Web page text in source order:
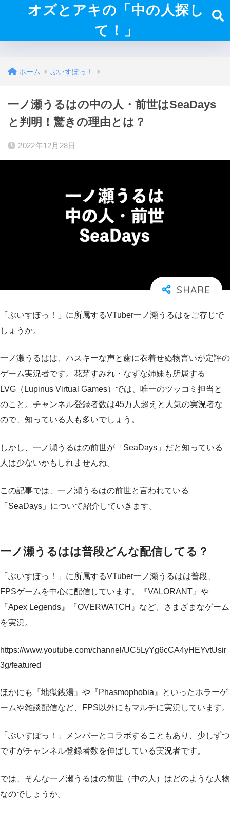
オズとアキの「中の人探し
て！」
ホーム ぶいすぽっ！
一ノ瀬うるはの中の人・前世はSeaDays
と判明！驚きの理由とは？
2022年12月28日
「ぶいすぽっ！」に所属するVTuber一ノ瀬うるはをご存じで
しょうか。
一ノ瀬うるはは、ハスキーな声と歯に衣着せぬ物言いが定評の
ゲーム実況者です。花芽すみれ・なずな姉妹も所属する
LVG（Lupinus Virtual Games）では、唯一のツッコミ担当と
のこと。チャンネル登録者数は45万人超えと人気の実況者な
ので、知っている人も多いでしょう。
しかし、一ノ瀬うるはの前世が「SeaDays」だと知っている
人は少ないかもしれませんね。
この記事では、一ノ瀬うるはの前世と言われている
「SeaDays」について紹介していきます。
一ノ瀬うるはは普段どんな配信してる？
「ぶいすぽっ！」に所属するVTuber一ノ瀬うるはは普段、
FPSゲームを中心に配信しています。『VALORANT』や
『Apex Legends』『OVERWATCH』など、さまざまなゲーム
を実況。
https://www.youtube.com/channel/UC5LyYg6cCA4yHEYvtUsir
3g/featured
ほかにも『地獄銭湯』や『Phasmophobia』といったホラーゲ
ームや雑談配信など、FPS以外にもマルチに実況しています。
「ぶいすぽっ！」メンバーとコラボすることもあり、少しずつ
ですがチャンネル登録者数を伸ばしている実況者です。
では、そんな一ノ瀬うるはの前世（中の人）はどのような人物
なのでしょうか。